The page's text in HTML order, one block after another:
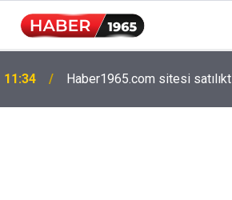
11:34 Haber1965.com sitesi satılıktır
15:52
hesaplarda